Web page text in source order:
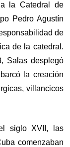
la Catedral de
Pedro Agustín
de
de la catedral.
Salas desplegó
la creación
villancicos
siglo XVII, las
comenzaban